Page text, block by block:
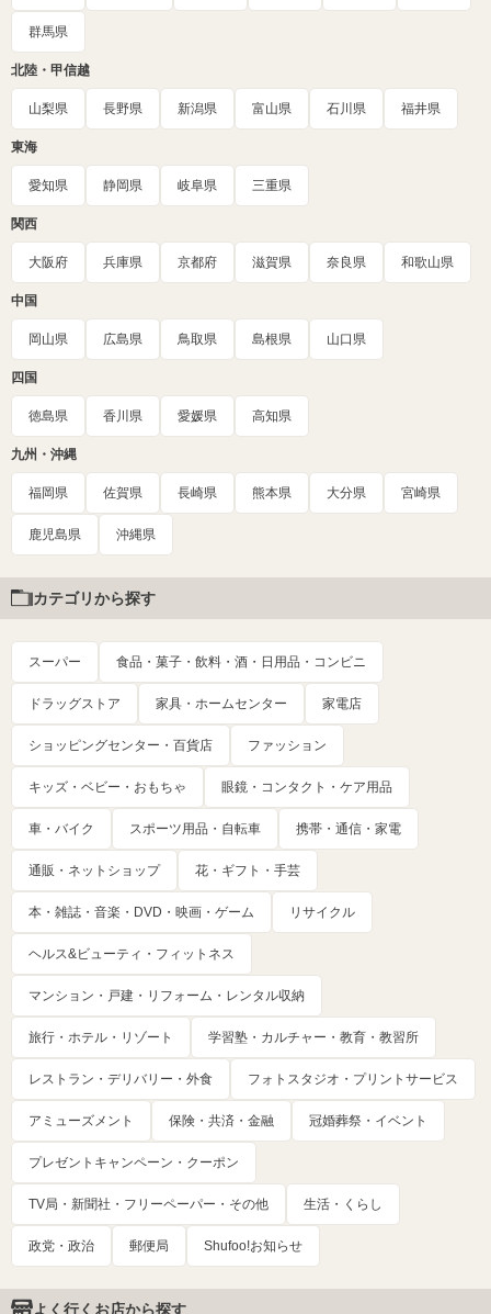
群馬県
北陸・甲信越
山梨県 長野県 新潟県 富山県 石川県 福井県
東海
愛知県 静岡県 岐阜県 三重県
関西
大阪府 兵庫県 京都府 滋賀県 奈良県 和歌山県
中国
岡山県 広島県 鳥取県 島根県 山口県
四国
徳島県 香川県 愛媛県 高知県
九州・沖縄
福岡県 佐賀県 長崎県 熊本県 大分県 宮崎県
鹿児島県 沖縄県
カテゴリから探す
スーパー 食品・菓子・飲料・酒・日用品・コンビニ
ドラッグストア 家具・ホームセンター 家電店
ショッピングセンター・百貨店 ファッション
キッズ・ベビー・おもちゃ 眼鏡・コンタクト・ケア用品
車・バイク スポーツ用品・自転車 携帯・通信・家電
通販・ネットショップ 花・ギフト・手芸
本・雑誌・音楽・DVD・映画・ゲーム リサイクル
ヘルス&ビューティ・フィットネス
マンション・戸建・リフォーム・レンタル収納
旅行・ホテル・リゾート 学習塾・カルチャー・教育・教習所
レストラン・デリバリー・外食 フォトスタジオ・プリントサービス
アミューズメント 保険・共済・金融 冠婚葬祭・イベント
プレゼントキャンペーン・クーポン
TV局・新聞社・フリーペーパー・その他 生活・くらし
政党・政治 郵便局 Shufoo!お知らせ
よく行くお店から探す